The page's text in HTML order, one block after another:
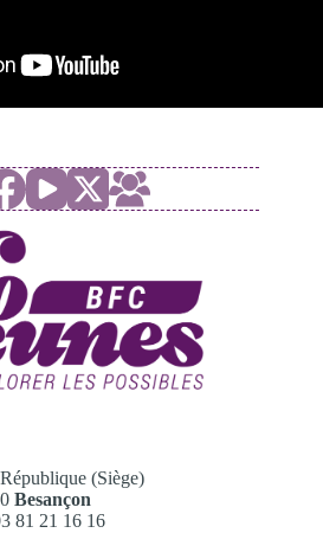
(Siège)
Besançon
81 21 16 16